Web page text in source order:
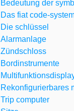
Bedeutung der
Das fiat code-
Die schlüssel
Alarmanlage
Zündschloss
Bordinstrumente
Rekonfigurierbares
Trip computer